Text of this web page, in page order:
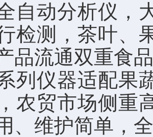
自动分析仪，
检测，茶叶、
品流通双重食
仪器适配果蔬
农贸市场侧重
、维护简单，